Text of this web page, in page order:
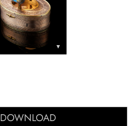
▼
DOWNLOAD